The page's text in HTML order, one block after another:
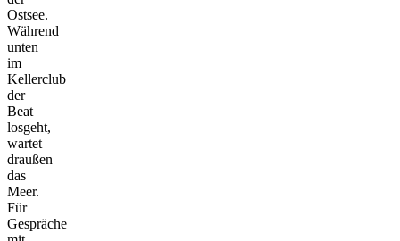
Ostsee.
Während
unten
im
Kellerclub
der
Beat
losgeht,
wartet
draußen
das
Meer.
Für
Gespräche